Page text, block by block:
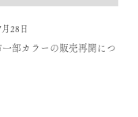
28日
一部カラーの販売再開につ